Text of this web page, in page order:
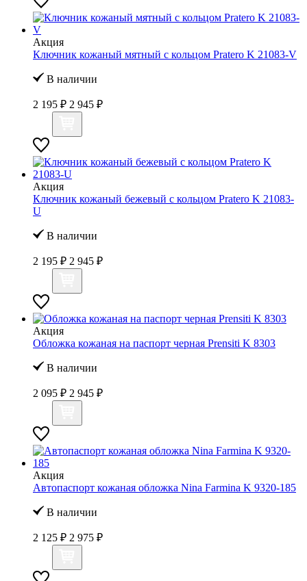
Акция
Ключник кожаный мятный с кольцом Pratero K 21083-V
В наличии
2 195 ₽ 2 945 ₽
Акция
Ключник кожаный бежевый с кольцом Pratero K 21083-
U
В наличии
2 195 ₽ 2 945 ₽
Акция
Обложка кожаная на паспорт черная Prensiti K 8303
В наличии
2 095 ₽ 2 945 ₽
Акция
Автопаспорт кожаная обложка Nina Farmina K 9320-185
В наличии
2 125 ₽ 2 975 ₽